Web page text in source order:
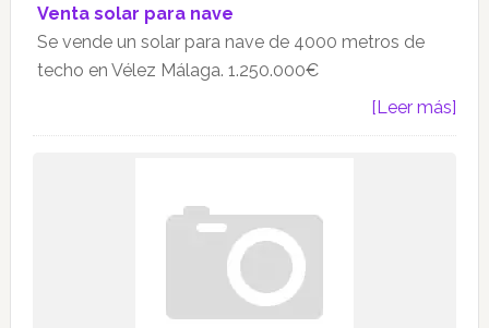
Venta solar para nave
Se vende un solar para nave de 4000 metros de
techo en Vélez Málaga. 1.250.000€
[Leer más]